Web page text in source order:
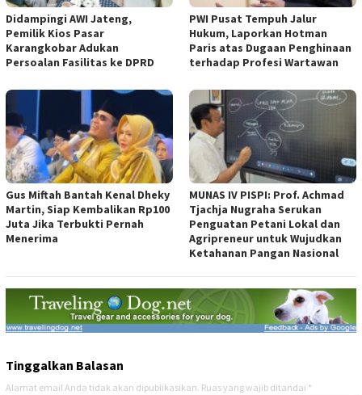
Didampingi AWI Jateng,
Pemilik Kios Pasar
Karangkobar Adukan
Persoalan Fasilitas ke DPRD
PWI Pusat Tempuh Jalur
Hukum, Laporkan Hotman
Paris atas Dugaan Penghinaan
terhadap Profesi Wartawan
Gus Miftah Bantah Kenal Dheky
Martin, Siap Kembalikan Rp100
Juta Jika Terbukti Pernah
Menerima
MUNAS IV PISPI: Prof. Achmad
Tjachja Nugraha Serukan
Penguatan Petani Lokal dan
Agripreneur untuk Wujudkan
Ketahanan Pangan Nasional
Tinggalkan Balasan
Alamat email Anda tidak akan dipublikasikan. Ruas yang wajib ditandai *